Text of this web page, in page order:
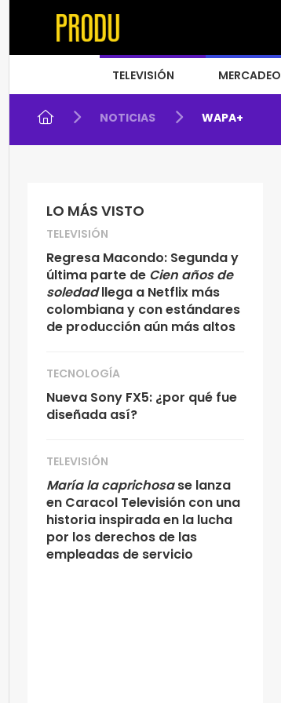
TELEVISIÓN MERCADEO
NOTICIAS WAPA+
LO MÁS VISTO
TELEVISIÓN
Regresa Macondo: Segunda y
última parte de Cien años de
soledadllega a Netflix más
colombiana y con estándares
de producción aún más altos
TECNOLOGÍA
Nueva Sony FX5: ¿por qué fue
diseñada así?
TELEVISIÓN
María la caprichosase lanza
en Caracol Televisión con una
historia inspirada en la lucha
por los derechos de las
empleadas de servicio